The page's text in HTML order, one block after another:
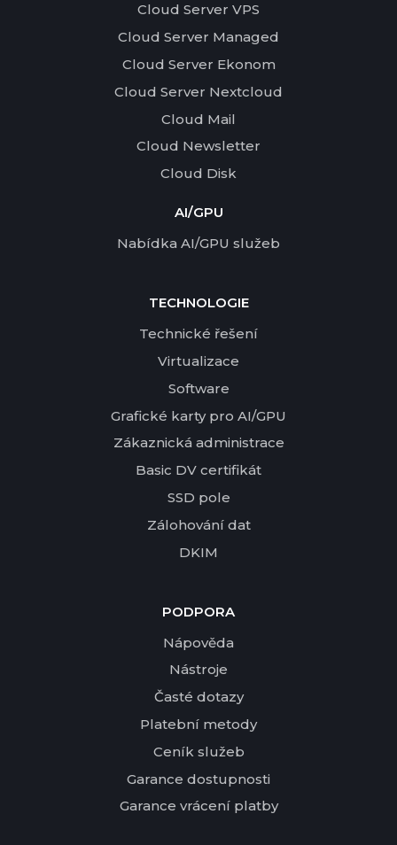
Cloud Server VPS
Cloud Server Managed
Cloud Server Ekonom
Cloud Server Nextcloud
Cloud Mail
Cloud Newsletter
Cloud Disk
AI/GPU
Nabídka AI/GPU služeb
TECHNOLOGIE
Technické řešení
Virtualizace
Software
Grafické karty pro AI/GPU
Zákaznická administrace
Basic DV certifikát
SSD pole
Zálohování dat
DKIM
PODPORA
Nápověda
Nástroje
Časté dotazy
Platební metody
Ceník služeb
Garance dostupnosti
Garance vrácení platby